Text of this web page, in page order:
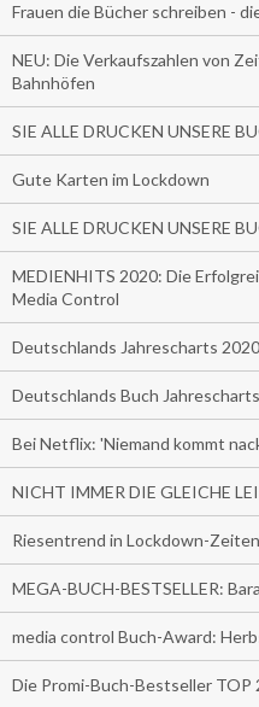
Frauen die Bücher schreiben -
NEU: Die Verkaufszahlen von
Bahnhöfen
SIE ALLE DRUCKEN UNSERE
Gute Karten im Lockdown
SIE ALLE DRUCKEN UNSERE
MEDIENHITS 2020: Die
Media Control
Deutschlands Jahrescharts 2020
Deutschlands Buch
Bei Netflix: 'Niemand kommt
NICHT IMMER DIE GLEICHE
Riesentrend in Lockdown-Zeiten
MEGA-BUCH-BESTSELLER:
media control Buch-Award:
Die Promi-Buch-Bestseller TOP